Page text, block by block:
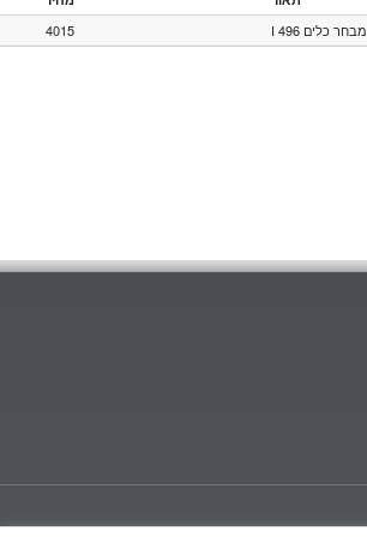
מבחר כלים 496 I 4015